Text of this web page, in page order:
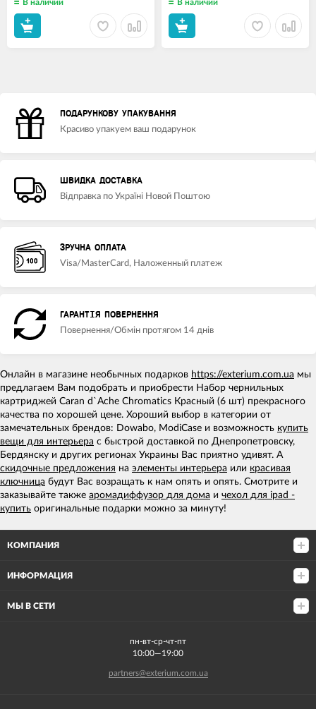
В наличии В наличии
ПОДАРУНКОВУ УПАКУВАННЯ
Красиво упакуем ваш подарунок
ШВИДКА ДОСТАВКА
Відправка по Україні Новой Поштою
ЗРУЧНА ОПЛАТА
Visa/MasterCard, Наложенный платеж
ГАРАНТІЯ ПОВЕРНЕННЯ
Повернення/Обмін протягом 14 днів
Онлайн в магазине необычных подарков https://exterium.com.ua мы
предлагаем Вам подобрать и приобрести Набор чернильных
картриджей Caran d`Ache Chromatics Красный (6 шт) прекрасного
качества по хорошей цене. Хороший выбор в категории от
замечательных брендов: Dowabo, ModiCase и возможность купить
вещи для интерьера с быстрой доставкой по Днепропетровску,
Бердянску и других регионах Украины Вас приятно удивят. А
скидочные предложения на элементы интерьера или красивая
ключница будут Вас возращать к нам опять и опять. Смотрите и
заказывайте также аромадиффузор для дома и чехол для ipad -
купить оригинальные подарки можно за минуту!
КОМПАНИЯ
ИНФОРМАЦИЯ
МЫ В СЕТИ
пн-вт-ср-чт-пт
10:00—19:00
partners@exterium.com.ua